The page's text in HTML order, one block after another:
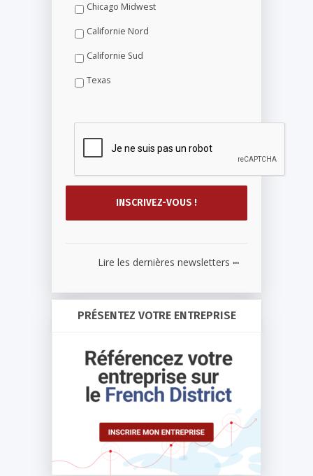
Chicago Midwest
Californie Nord
Californie Sud
Texas
Lire les dernières newsletters ...
PRÉSENTEZ VOTRE ENTREPRISE